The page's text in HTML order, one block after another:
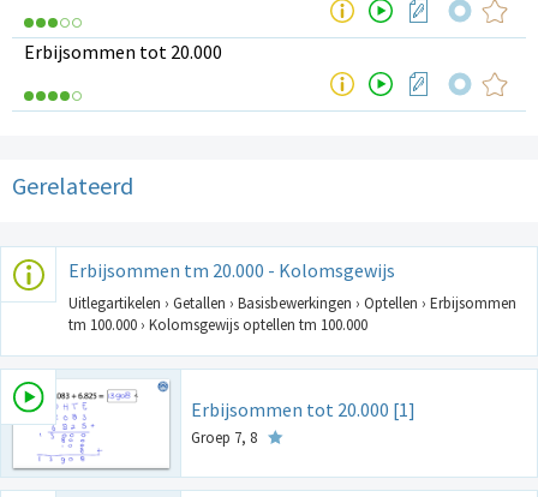
Erbijsommen tot 20.000
Gerelateerd
Erbijsommen tm 20.000 - Kolomsgewijs
Uitlegartikelen › Getallen › Basisbewerkingen › Optellen › Erbijsommen
tm 100.000 › Kolomsgewijs optellen tm 100.000
Erbijsommen tot 20.000 [1]
Groep 7, 8